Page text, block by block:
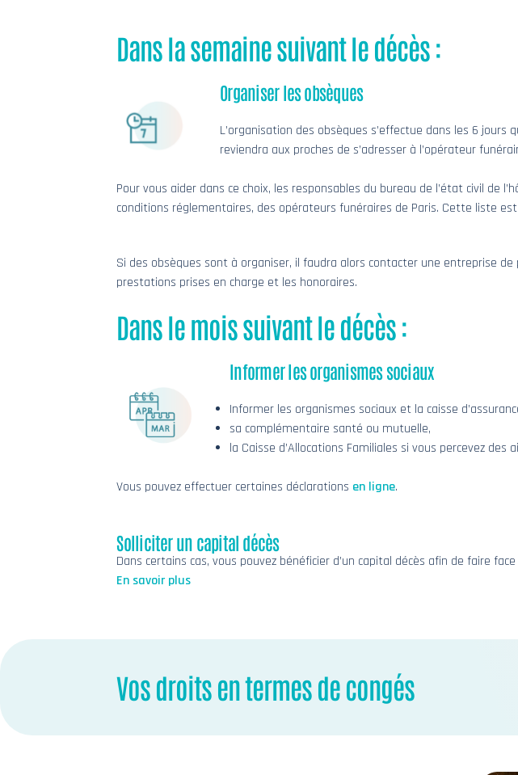
Dans la semaine suivant le décès :
Organiser les obsèques
L’organisation des obsèques s’effectue dans les 6
reviendra aux proches de s’adresser à l’opérateur
Pour vous aider dans ce choix, les responsables du bureau de l’état civil
conditions réglementaires, des opérateurs funéraires de Paris. Cette liste
Si des obsèques sont à organiser, il faudra alors contacter une entreprise
prestations prises en charge et les honoraires.
Dans le mois suivant le décès :
Informer les organismes sociaux
Informer les organismes sociaux et la caisse
sa complémentaire santé ou mutuelle,
la Caisse d’Allocations Familiales si vous percevez des
Vous pouvez effectuer certaines déclarations en ligne.
Solliciter un capital décès
Dans certains cas, vous pouvez bénéficier d’un capital décès afin de faire
En savoir plus
Vos droits en termes de congés